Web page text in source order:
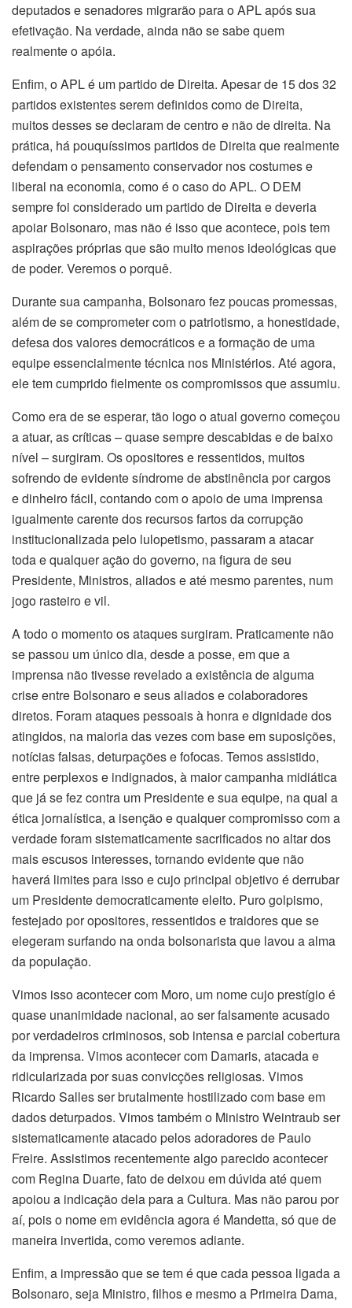
deputados e senadores migrarão para o APL após sua
efetivação. Na verdade, ainda não se sabe quem
realmente o apóia.
Enfim, o APL é um partido de Direita. Apesar de 15 dos 32
partidos existentes serem definidos como de Direita,
muitos desses se declaram de centro e não de direita. Na
prática, há pouquíssimos partidos de Direita que realmente
defendam o pensamento conservador nos costumes e
liberal na economia, como é o caso do APL. O DEM
sempre foi considerado um partido de Direita e deveria
apoiar Bolsonaro, mas não é isso que acontece, pois tem
aspirações próprias que são muito menos ideológicas que
de poder. Veremos o porquê.
Durante sua campanha, Bolsonaro fez poucas promessas,
além de se comprometer com o patriotismo, a honestidade,
defesa dos valores democráticos e a formação de uma
equipe essencialmente técnica nos Ministérios. Até agora,
ele tem cumprido fielmente os compromissos que assumiu.
Como era de se esperar, tão logo o atual governo começou
a atuar, as críticas – quase sempre descabidas e de baixo
nível – surgiram. Os opositores e ressentidos, muitos
sofrendo de evidente síndrome de abstinência por cargos
e dinheiro fácil, contando com o apoio de uma imprensa
igualmente carente dos recursos fartos da corrupção
institucionalizada pelo lulopetismo, passaram a atacar
toda e qualquer ação do governo, na figura de seu
Presidente, Ministros, aliados e até mesmo parentes, num
jogo rasteiro e vil.
A todo o momento os ataques surgiram. Praticamente não
se passou um único dia, desde a posse, em que a
imprensa não tivesse revelado a existência de alguma
crise entre Bolsonaro e seus aliados e colaboradores
diretos. Foram ataques pessoais à honra e dignidade dos
atingidos, na maioria das vezes com base em suposições,
notícias falsas, deturpações e fofocas. Temos assistido,
entre perplexos e indignados, à maior campanha midiática
que já se fez contra um Presidente e sua equipe, na qual a
ética jornalística, a isenção e qualquer compromisso com a
verdade foram sistematicamente sacrificados no altar dos
mais escusos interesses, tornando evidente que não
haverá limites para isso e cujo principal objetivo é derrubar
um Presidente democraticamente eleito. Puro golpismo,
festejado por opositores, ressentidos e traidores que se
elegeram surfando na onda bolsonarista que lavou a alma
da população.
Vimos isso acontecer com Moro, um nome cujo prestígio é
quase unanimidade nacional, ao ser falsamente acusado
por verdadeiros criminosos, sob intensa e parcial cobertura
da imprensa. Vimos acontecer com Damaris, atacada e
ridicularizada por suas convicções religiosas. Vimos
Ricardo Salles ser brutalmente hostilizado com base em
dados deturpados. Vimos também o Ministro Weintraub ser
sistematicamente atacado pelos adoradores de Paulo
Freire. Assistimos recentemente algo parecido acontecer
com Regina Duarte, fato de deixou em dúvida até quem
apoiou a indicação dela para a Cultura. Mas não parou por
aí, pois o nome em evidência agora é Mandetta, só que de
maneira invertida, como veremos adiante.
Enfim, a impressão que se tem é que cada pessoa ligada a
Bolsonaro, seja Ministro, filhos e mesmo a Primeira Dama,